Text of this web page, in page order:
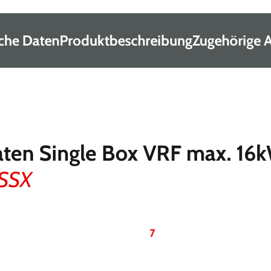
DatenProduktbeschreibungZugehörige
Single Box VRF max.
7